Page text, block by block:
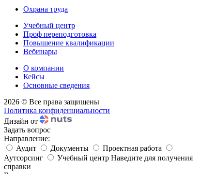
Охрана труда
Учебный центр
Проф переподготовка
Повышение квалификации
Вебинары
О компании
Кейсы
Основные сведения
2026 © Все права защищены
Политика конфиденциальности
Дизайн от
Задать вопрос
Направление:
Аудит
Документы
Проектная работа
Аутсорсинг
Учебный центр Наведите для получения
справки